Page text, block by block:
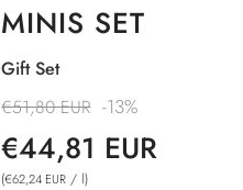
MINIS SET
Gift Set
Sonderpreis
€51,80 EUR -13%Normaler
Preis
€44,81 EUR
(€62,24 EUR / l)